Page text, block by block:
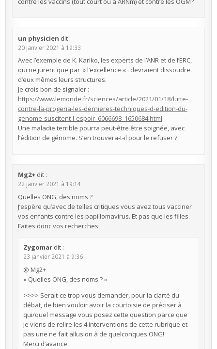
un physicien dit :
20 janvier 2021 à 19:33
Avec l’exemple de K. Kariko, les experts de l’ANR et de l’ERC,
qui ne jurent que par » l’excellence « . devraient dissoudre
d’eux mêmes leurs structures.
Je crois bon de signaler :
https://www.lemonde.fr/sciences/article/2021/01/18/lutte-
contre-la-progeria-les-dernieres-techniques-d-edition-du-
genome-suscitent-l-espoir_6066698_1650684.html
Une maladie terrible pourra peut-être être soignée, avec
l’édition de génome. S’en trouvera-t-il pour le refuser ?
Mg2+ dit :
22 janvier 2021 à 19:14
Quelles ONG, des noms ?
J’espère qu’avec de telles critiques vous avez tous vacciner
vos enfants contre les papillomavirus. Et pas que les filles.
Faites donc vos recherches.
Zygomar dit :
23 janvier 2021 à 9:36
@ Mg2+
« Quelles ONG, des noms ? »
>>>> Serait-ce trop vous demander, pour la clarté du
débat, de bien vouloir avoir la courtoisie de préciser à
qui/quel message vous posez cette question parce que
je viens de relire les 4 interventions de cette rubrique et
pas une ne fait allusion à de quelconques ONG!
Merci d’avance.